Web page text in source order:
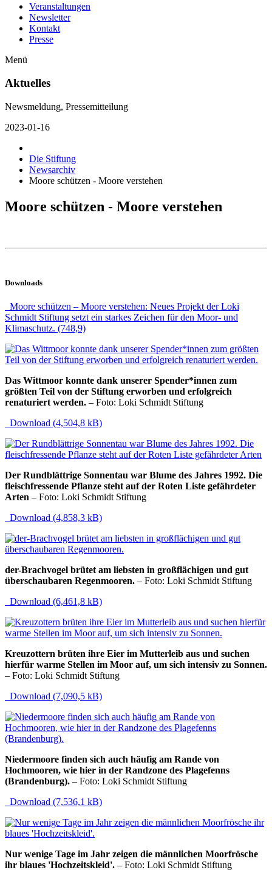
Veranstaltungen
Newsletter
Kontakt
Presse
Menü
Aktuelles
Newsmeldung, Pressemitteilung
2023-01-16
Die Stiftung
Newsarchiv
Moore schützen - Moore verstehen
Moore schützen - Moore verstehen
Downloads
Moore schützen – Moore verstehen: Neues Projekt der Loki
Schmidt Stiftung setzt ein starkes Zeichen für den Moor- und
Klimaschutz. (748,9)
Das Wittmoor konnte dank unserer Spender*innen zum
größten Teil von der Stiftung erworben und erfolgreich
renaturiert werden. – Foto: Loki Schmidt Stiftung
Download (4,504,8 kB)
Der Rundblättrige Sonnentau war Blume des Jahres 1992. Die
fleischfressende Pflanze steht auf der Roten Liste gefährdeter
Arten – Foto: Loki Schmidt Stiftung
Download (4,858,3 kB)
der-Brachvogel brütet am liebsten in großflächigen und gut
überschaubaren Regenmooren. – Foto: Loki Schmidt Stiftung
Download (6,461,8 kB)
Kreuzottern brüten ihre Eier im Mutterleib aus und suchen
hierfür warme Stellen im Moor auf, um sich intensiv zu Sonnen.
– Foto: Loki Schmidt Stiftung
Download (7,090,5 kB)
Niedermoore finden sich auch häufig am Rande von
Hochmooren, wie hier in der Randzone des Plagefenns
(Brandenburg). – Foto: Loki Schmidt Stiftung
Download (7,536,1 kB)
Nur wenige Tage im Jahr zeigen die männlichen Moorfrösche
ihr blaues 'Hochzeitskleid'. – Foto: Loki Schmidt Stiftung